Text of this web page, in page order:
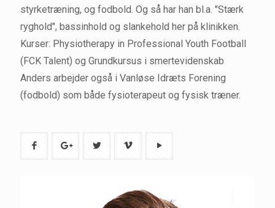
styrketræning, og fodbold. Og så har han bl.a. "Stærk
ryghold", bassinhold og slankehold her på klinikken.
Kurser: Physiotherapy in Professional Youth Football
(FCK Talent) og Grundkursus i smertevidenskab
Anders arbejder også i Vanløse Idræts Forening
(fodbold) som både fysioterapeut og fysisk træner.